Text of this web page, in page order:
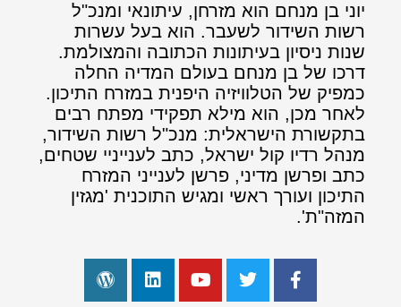
יוני בן מנחם הוא מזרחן, עיתונאי ומנכ"ל
רשות השידור לשעבר. הוא בעל עשרות
שנות ניסיון בעיתונות הכתובה והמצולמת.
דרכו של בן מנחם בעולם המדיה החלה
כמפיק של הטלוויזיה היפנית במזרח התיכון.
לאחר מכן, הוא מילא תפקידי מפתח רבים
בתקשורת הישראלית: מנכ"ל רשות השידור,
מנהל רדיו קול ישראל, כתב לענייניי שטחים,
כתב ופרשן מדיני, פרשן לענייני המזרח
התיכון ועורך ראשי ומגיש התוכנית 'מגזין
המזה"ת'.